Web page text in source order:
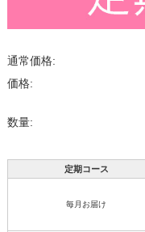
通常価格:
価格:
数量:
定期コース
毎月お届け